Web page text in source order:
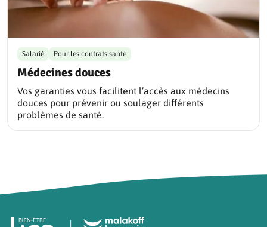
Médecines douces
Salarié Pour les contrats santé
Vos garanties vous facilitent l’accès aux médecins
douces pour prévenir ou soulager différents
problèmes de santé.